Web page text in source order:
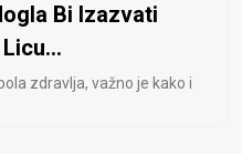
Bi Izazvati
zdravlja, važno je kako i